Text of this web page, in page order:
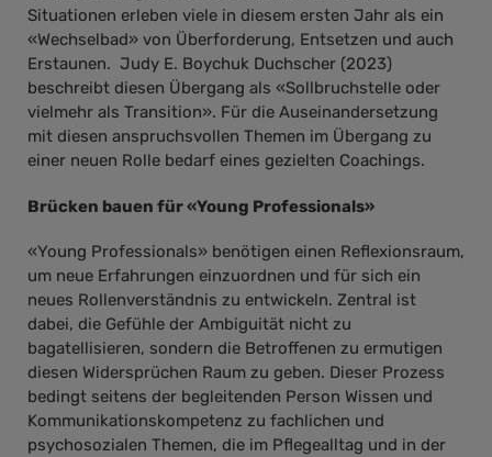
Situationen erleben viele in diesem ersten Jahr als ein
«Wechselbad» von Überforderung, Entsetzen und auch
Erstaunen. Judy E. Boychuk Duchscher (2023)
beschreibt diesen Übergang als «Sollbruchstelle oder
vielmehr als Transition». Für die Auseinandersetzung
mit diesen anspruchsvollen Themen im Übergang zu
einer neuen Rolle bedarf eines gezielten Coachings.
Brücken bauen für «Young Professionals»
«Young Professionals» benötigen einen Reflexionsraum,
um neue Erfahrungen einzuordnen und für sich ein
neues Rollenverständnis zu entwickeln. Zentral ist
dabei, die Gefühle der Ambiguität nicht zu
bagatellisieren, sondern die Betroffenen zu ermutigen
diesen Widersprüchen Raum zu geben. Dieser Prozess
bedingt seitens der begleitenden Person Wissen und
Kommunikationskompetenz zu fachlichen und
psychosozialen Themen, die im Pflegealltag und in der